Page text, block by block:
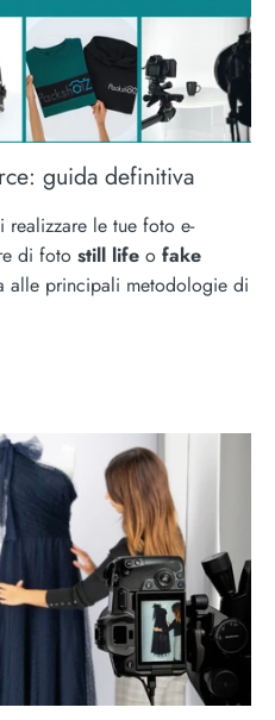
guida definitiva
realizzare le tue foto e-
di foto still life o fake
alle principali metodologie di